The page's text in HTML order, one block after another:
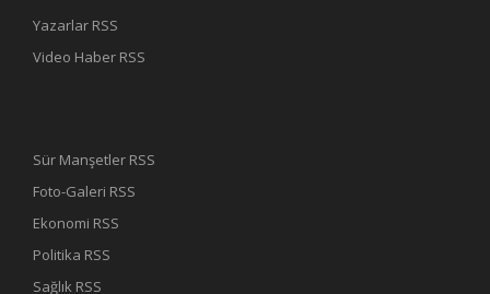
Yazarlar RSS
Video Haber RSS
Sür Manşetler RSS
Foto-Galeri RSS
Ekonomi RSS
Politika RSS
Sağlık RSS